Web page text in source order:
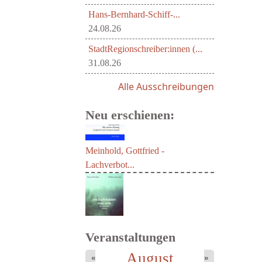
Hans-Bernhard-Schiff-...
24.08.26
StadtRegionschreiber:innen (...
31.08.26
Alle Ausschreibungen
Neu erschienen:
Meinhold, Gottfried -
Lachverbot...
Veranstaltungen
August
« »